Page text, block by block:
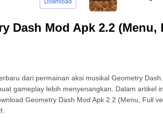
Download
Dash Mod Apk 2.2
dari permainan aksi musikal Geometry
gameplay lebih menyenangkan. Dalam artikel
Geometry Dash Mod Apk 2.2 (Menu, Full